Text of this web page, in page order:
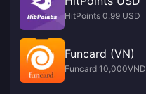
HitPoints 0.99 USD
Funcard (VN)
Funcard 10,000VND